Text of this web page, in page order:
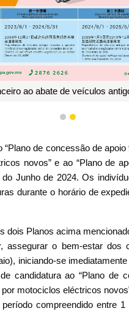
ao abate de veículos
1 2
de concessão de
novos” e ao “Plano de
Junho de 2024. Os
durante o horário de
dois Planos acima
assegurar o bem-estar dos
iniciando-se
candidatura ao “Plano de
motociclos eléctricos
compreendido entre